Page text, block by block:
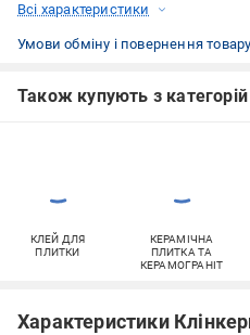
Всі характеристики
Умови обміну і повернення товару
Також купують з категорій
КЛЕЙ ДЛЯ
ПЛИТКИ
КЕРАМІЧНА
ПЛИТКА ТА
КЕРАМОГРАНІТ
Характеристики